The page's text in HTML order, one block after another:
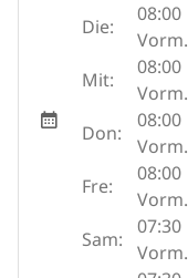
Die:
08:00
Vorm.
Mit:
08:00
Vorm.
Don:
08:00
Vorm.
Fre:
08:00
Vorm.
Sam:
07:30
Vorm.